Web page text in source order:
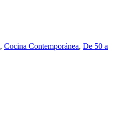
, Cocina Contemporánea, De 50 a